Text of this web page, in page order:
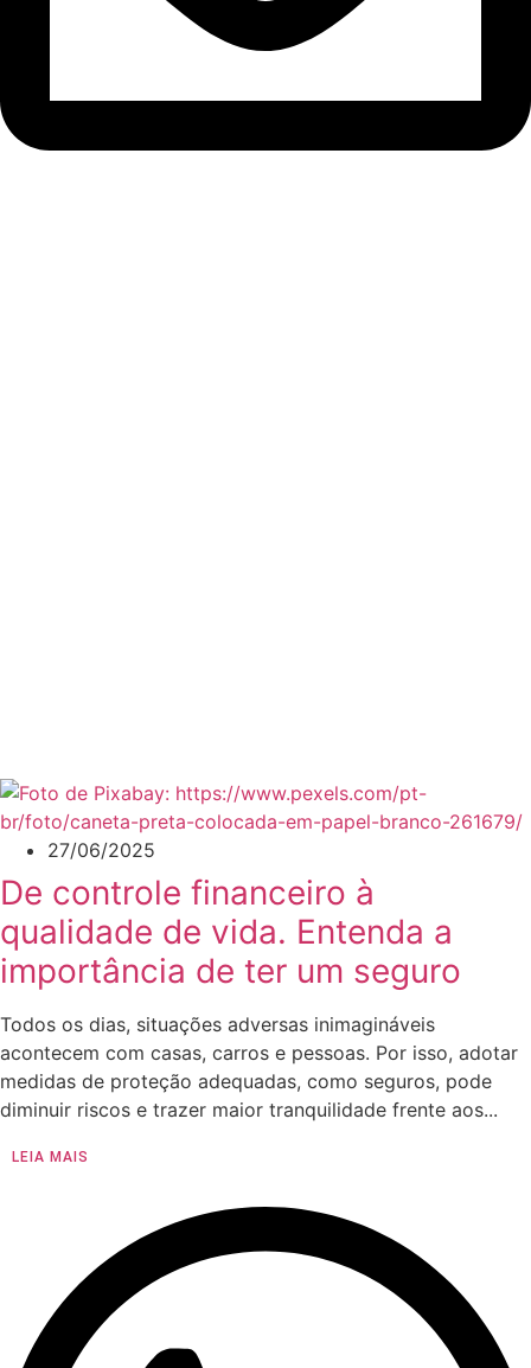
27/06/2025
De controle financeiro à
qualidade de vida. Entenda a
importância de ter um seguro
Todos os dias, situações adversas inimagináveis
acontecem com casas, carros e pessoas. Por isso, adotar
medidas de proteção adequadas, como seguros, pode
diminuir riscos e trazer maior tranquilidade frente aos...
LEIA MAIS